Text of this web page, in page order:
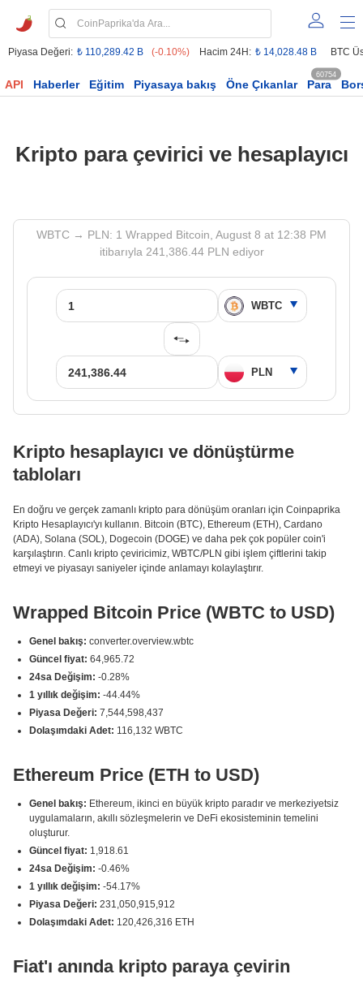
Piyasa Değeri: ₺ 110,289.42 B (-0.10%) Hacim 24H: ₺ 14,028.48 B BTC
API Haberler Eğitim Piyasaya bakış Öne Çıkanlar Para
60754
Kripto para çevirici ve hesaplayıcı
WBTC → PLN: 1 Wrapped Bitcoin, August 8 at 12:38 PM
itibarıyla 241,386.44 PLN ediyor
Kripto hesaplayıcı ve dönüştürme
tabloları
En doğru ve gerçek zamanlı kripto para dönüşüm oranları için Coinpaprika
Kripto Hesaplayıcı'yı kullanın. Bitcoin (BTC), Ethereum (ETH), Cardano
(ADA), Solana (SOL), Dogecoin (DOGE) ve daha pek çok popüler coin'i
karşılaştırın. Canlı kripto çeviricimiz, WBTC/PLN gibi işlem çiftlerini takip
etmeyi ve piyasayı saniyeler içinde anlamayı kolaylaştırır.
Wrapped Bitcoin Price (WBTC to USD)
Genel bakış: converter.overview.wbtc
Güncel fiyat: 64,965.72
24sa Değişim: -0.28%
1 yıllık değişim: -44.44%
Piyasa Değeri: 7,544,598,437
Dolaşımdaki Adet: 116,132 WBTC
Ethereum Price (ETH to USD)
Genel bakış: Ethereum, ikinci en büyük kripto paradır ve merkeziyetsiz
uygulamaların, akıllı sözleşmelerin ve DeFi ekosisteminin temelini
oluşturur.
Güncel fiyat: 1,918.61
24sa Değişim: -0.46%
1 yıllık değişim: -54.17%
Piyasa Değeri: 231,050,915,912
Dolaşımdaki Adet: 120,426,316 ETH
Fiat'ı anında kripto paraya çevirin